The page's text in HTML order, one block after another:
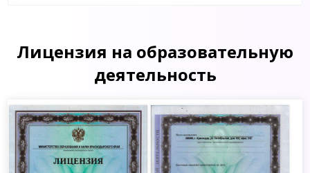
Лицензия на образовательную
деятельность